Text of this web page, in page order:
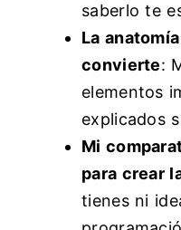
saberlo te
La
convierte:
elementos
explicados
Mi
para crear
tienes ni